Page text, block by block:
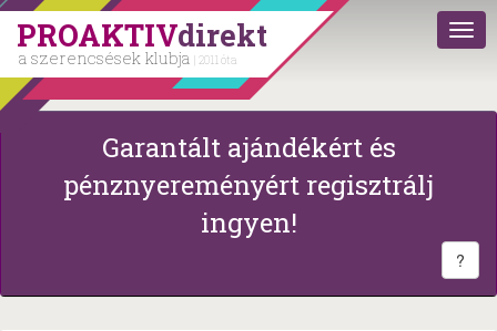
PROAKTIVdirekt
a szerencsések klubja | 2011 óta
Garantált ajándékért és
pénznyereményért regisztrálj
ingyen!
?